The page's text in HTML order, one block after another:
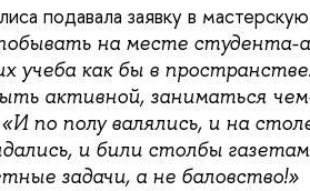
подавала заявку в
на месте студента-
учеба как бы в
активной, заниматься
«И по полу валялись, и на
и били столбы
задачи, а не баловство!»